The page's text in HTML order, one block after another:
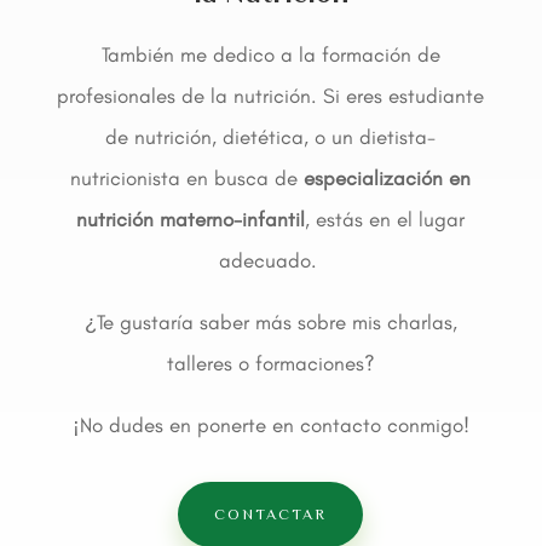
También me dedico a la formación de
profesionales de la nutrición. Si eres estudiante
de nutrición, dietética, o un dietista-
nutricionista en busca deespecialización en
nutrición materno-infantil, estás en el lugar
adecuado.
¿Te gustaría saber más sobre mis charlas,
talleres o formaciones?
¡No dudes en ponerte en contacto conmigo!
CONTACTAR